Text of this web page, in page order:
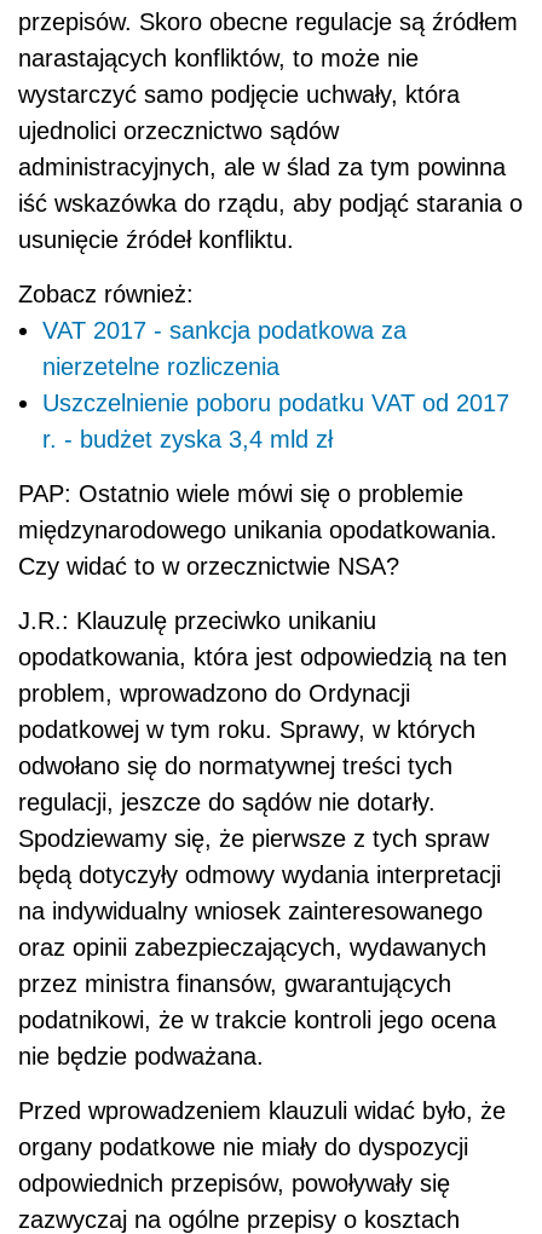
przepisów. Skoro obecne regulacje są źródłem
narastających konfliktów, to może nie
wystarczyć samo podjęcie uchwały, która
ujednolici orzecznictwo sądów
administracyjnych, ale w ślad za tym powinna
iść wskazówka do rządu, aby podjąć starania o
usunięcie źródeł konfliktu.
Zobacz również:
VAT 2017 - sankcja podatkowa za
nierzetelne rozliczenia
Uszczelnienie poboru podatku VAT od 2017
r. - budżet zyska 3,4 mld zł
PAP: Ostatnio wiele mówi się o problemie
międzynarodowego unikania opodatkowania.
Czy widać to w orzecznictwie NSA?
J.R.: Klauzulę przeciwko unikaniu
opodatkowania, która jest odpowiedzią na ten
problem, wprowadzono do Ordynacji
podatkowej w tym roku. Sprawy, w których
odwołano się do normatywnej treści tych
regulacji, jeszcze do sądów nie dotarły.
Spodziewamy się, że pierwsze z tych spraw
będą dotyczyły odmowy wydania interpretacji
na indywidualny wniosek zainteresowanego
oraz opinii zabezpieczających, wydawanych
przez ministra finansów, gwarantujących
podatnikowi, że w trakcie kontroli jego ocena
nie będzie podważana.
Przed wprowadzeniem klauzuli widać było, że
organy podatkowe nie miały do dyspozycji
odpowiednich przepisów, powoływały się
zazwyczaj na ogólne przepisy o kosztach